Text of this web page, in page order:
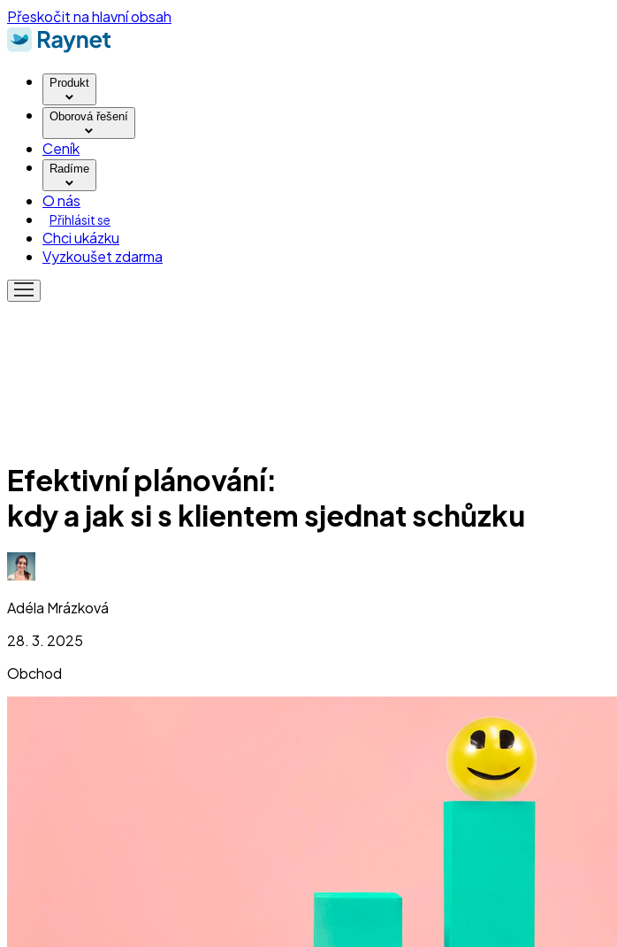
Přeskočit na hlavní obsah
Produkt
Oborová řešení
Ceník
Radíme
O nás
Přihlásit se
Chci ukázku
Vyzkoušet zdarma
Efektivní plánování:
kdy a jak si s klientem sjednat schůzku
Adéla Mrázková
28. 3. 2025
Obchod